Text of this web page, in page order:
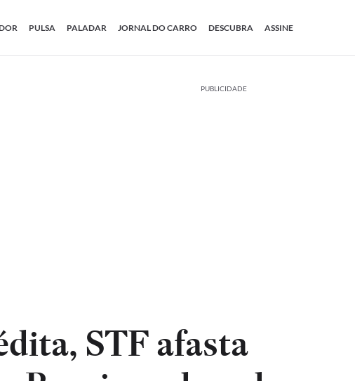
PULSA PALADAR JORNAL DO CARRO DESCUBRA ASSINE
PUBLICIDADE
STF afasta